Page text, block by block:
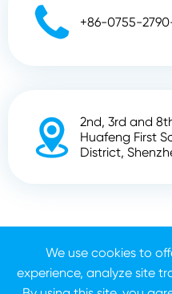
 +86-0755-

2nd, 3rd and
Huafeng First
District,
Tous
Plan du site
We use cookies to
experience, analyze site